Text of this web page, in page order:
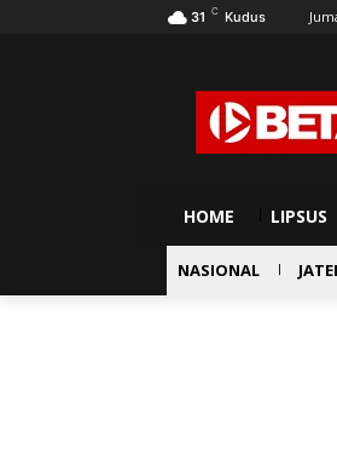
31 C Kudus
HOME LIPSUS
NASIONAL